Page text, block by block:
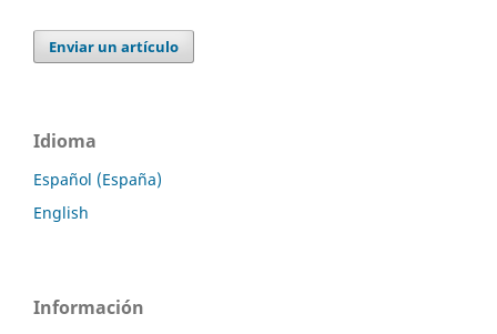
Enviar un artículo
Idioma
Español (España)
English
Información